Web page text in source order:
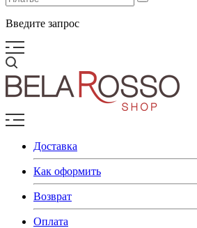
Введите запрос
Доставка
Как оформить
Возврат
Оплата